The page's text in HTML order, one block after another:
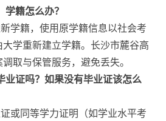
籍怎么办？
学籍，使用原学籍信息以社会考
学重新建立学籍。长沙市麓谷高
取与保管服务，避免丢失。
业证吗？如果没有毕业证该怎么
或同等学力证明（如学业水平考